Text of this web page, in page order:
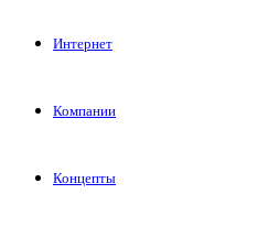
Интернет
Компании
Концепты